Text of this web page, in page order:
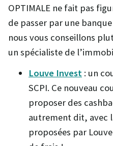
OPTIMALE ne fait pas
de passer par une
nous vous conseillons
un spécialiste de
Louve Invest : un
SCPI. Ce nouveau
proposer des
autrement dit, avec
proposées par